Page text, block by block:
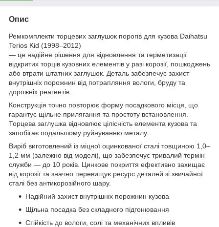
Опис
Ремкомплекти торцевих заглушок порогів для кузова Daihatsu
Terios Kid (1998–2012)
— це надійне рішення для відновлення та герметизації
відкритих торців кузовних елементів у разі корозії, пошкоджень
або втрати штатних заглушок. Деталь забезпечує захист
внутрішніх порожнин від потрапляння вологи, бруду та
дорожніх реагентів.
Конструкція точно повторює форму посадкового місця, що
гарантує щільне прилягання та простоту встановлення.
Торцева заглушка відновлює цілісність елемента кузова та
запобігає подальшому руйнуванню металу.
Виріб виготовлений із міцної оцинкованої сталі товщиною 1,0–
1,2 мм (залежно від моделі), що забезпечує тривалий термін
служби — до 10 років. Цинкове покриття ефективно захищає
від корозії та значно перевищує ресурс деталей зі звичайної
сталі без антикорозійного шару.
Надійний захист внутрішніх порожнин кузова
Щільна посадка без складного підгонювання
Стійкість до вологи, солі та механічних впливів